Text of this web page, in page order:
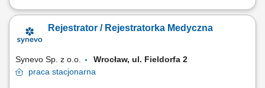
Opis stanowiska: kompleksowa obsługa pacjentów w rejestracji –
rejestracji oraz układanie grafików, dbanie o sprawny przebieg pracy
recepcji i wysoką jakość obsługi pacjentów, współpraca z
Rejestrator / Rejestratorka Medyczna
Synevo Sp. z o.o.
Wrocław, ul. Fieldorfa 2
praca stacjonarna